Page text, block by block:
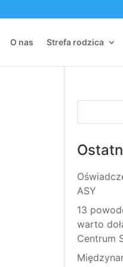
O nas Strefa rodzica
ASY
13
warto
Centrum